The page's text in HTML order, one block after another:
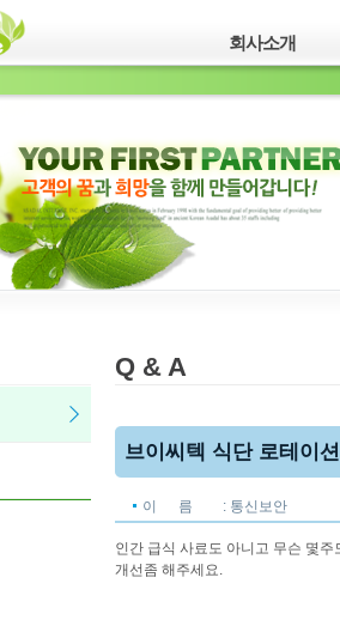
회사소개
Q & A
브이씨텍 식단 로테이
이 름 : 통신보안
인간 급식 사료도 아니고 무슨 몇
개선좀 해주세요.